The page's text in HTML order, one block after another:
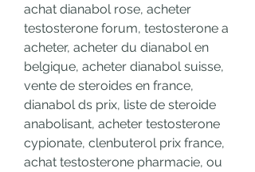
achat dianabol rose, acheter
testosterone forum, testosterone a
acheter, acheter du dianabol en
belgique, acheter dianabol suisse,
vente de steroides en france,
dianabol ds prix, liste de steroide
anabolisant, acheter testosterone
cypionate, clenbuterol prix france,
achat testosterone pharmacie, ou